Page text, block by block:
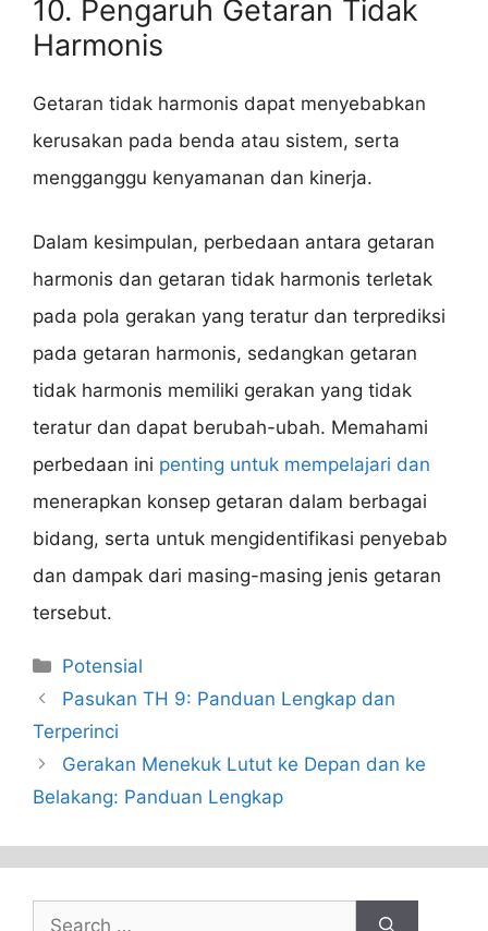
10. Pengaruh Getaran Tidak
Harmonis
Getaran tidak harmonis dapat menyebabkan
kerusakan pada benda atau sistem, serta
mengganggu kenyamanan dan kinerja.
Dalam kesimpulan, perbedaan antara getaran
harmonis dan getaran tidak harmonis terletak
pada pola gerakan yang teratur dan terprediksi
pada getaran harmonis, sedangkan getaran
tidak harmonis memiliki gerakan yang tidak
teratur dan dapat berubah-ubah. Memahami
perbedaan ini penting untuk mempelajari dan
menerapkan konsep getaran dalam berbagai
bidang, serta untuk mengidentifikasi penyebab
dan dampak dari masing-masing jenis getaran
tersebut.
Categories
Potensial
Pasukan TH 9: Panduan Lengkap dan
Terperinci
Gerakan Menekuk Lutut ke Depan dan ke
Belakang: Panduan Lengkap
Search